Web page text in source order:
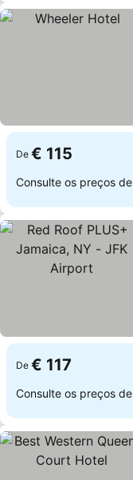
De € 115
Consulte os preços de
De € 117
Consulte os preços de